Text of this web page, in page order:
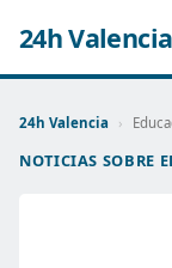
24h Valencia
24h Valencia ›
NOTICIAS SOBRE